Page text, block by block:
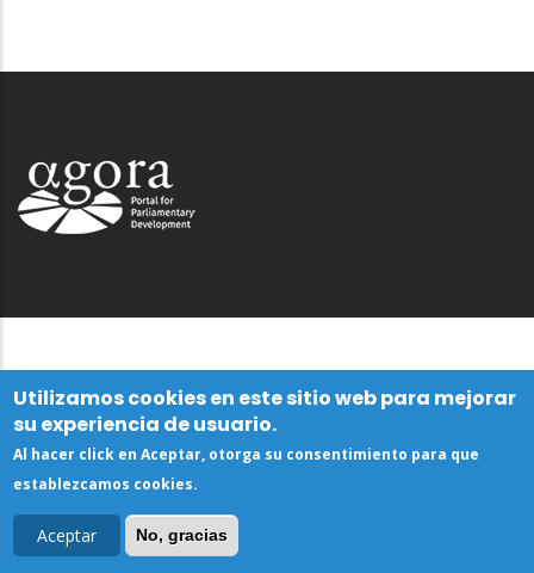
Utilizamos cookies en este sitio web para mejorar
su experiencia de usuario.
Al hacer click en Aceptar, otorga su consentimiento para que
establezcamos cookies.
Aceptar No, gracias